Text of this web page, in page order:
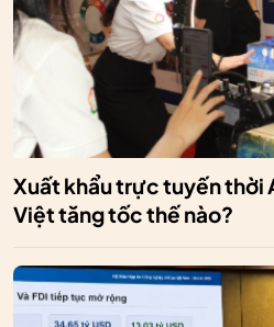
Xuất khẩu trực tuyến thời
Việt tăng tốc thế nào?